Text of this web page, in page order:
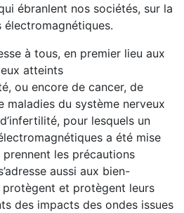
ébranlent nos sociétés, sur la
à tous, en premier lieu aux
atteints
ou encore de cancer, de
maladies du système nerveux
pour lesquels un
a été mise
prennent les précautions
aussi aux bien-
protègent et protègent leurs
des impacts des ondes issues